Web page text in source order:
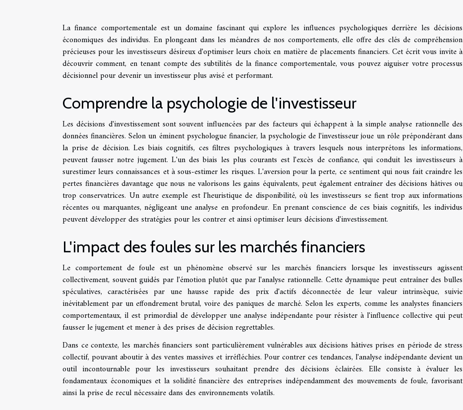
La finance comportementale est un domaine fascinant qui explore les influences psychologiques derrière les décisions
économiques des individus. En plongeant dans les méandres de nos comportements, elle offre des clés de compréhension
précieuses pour les investisseurs désireux d'optimiser leurs choix en matière de placements financiers. Cet écrit vous invite à
découvrir comment, en tenant compte des subtilités de la finance comportementale, vous pouvez aiguiser votre processus
décisionnel pour devenir un investisseur plus avisé et performant.
Comprendre la psychologie de l'investisseur
Les décisions d'investissement sont souvent influencées par des facteurs qui échappent à la simple analyse rationnelle des
données financières. Selon un éminent psychologue financier, la psychologie de l'investisseur joue un rôle prépondérant dans
la prise de décision. Les biais cognitifs, ces filtres psychologiques à travers lesquels nous interprétons les informations,
peuvent fausser notre jugement. L'un des biais les plus courants est l'excès de confiance, qui conduit les investisseurs à
surestimer leurs connaissances et à sous-estimer les risques. L'aversion pour la perte, ce sentiment qui nous fait craindre les
pertes financières davantage que nous ne valorisons les gains équivalents, peut également entraîner des décisions hâtives ou
trop conservatrices. Un autre exemple est l'heuristique de disponibilité, où les investisseurs se fient trop aux informations
récentes ou marquantes, négligeant une analyse en profondeur. En prenant conscience de ces biais cognitifs, les individus
peuvent développer des stratégies pour les contrer et ainsi optimiser leurs décisions d'investissement.
L'impact des foules sur les marchés financiers
Le comportement de foule est un phénomène observé sur les marchés financiers lorsque les investisseurs agissent
collectivement, souvent guidés par l'émotion plutôt que par l'analyse rationnelle. Cette dynamique peut entraîner des bulles
spéculatives, caractérisées par une hausse rapide des prix d'actifs déconnectée de leur valeur intrinsèque, suivie
inévitablement par un effondrement brutal, voire des paniques de marché. Selon les experts, comme les analystes financiers
comportementaux, il est primordial de développer une analyse indépendante pour résister à l'influence collective qui peut
fausser le jugement et mener à des prises de décision regrettables.
Dans ce contexte, les marchés financiers sont particulièrement vulnérables aux décisions hâtives prises en période de stress
collectif, pouvant aboutir à des ventes massives et irréfléchies. Pour contrer ces tendances, l'analyse indépendante devient un
outil incontournable pour les investisseurs souhaitant prendre des décisions éclairées. Elle consiste à évaluer les
fondamentaux économiques et la solidité financière des entreprises indépendamment des mouvements de foule, favorisant
ainsi la prise de recul nécessaire dans des environnements volatils.